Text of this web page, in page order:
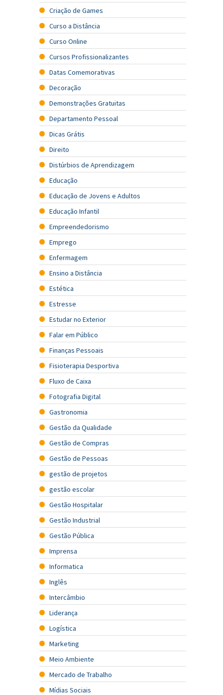
Criação de Games
Curso a Distância
Curso Online
Cursos Profissionalizantes
Datas Comemorativas
Decoração
Demonstrações Gratuitas
Departamento Pessoal
Dicas Grátis
Direito
Distúrbios de Aprendizagem
Educação
Educação de Jovens e Adultos
Educação Infantil
Empreendedorismo
Emprego
Enfermagem
Ensino a Distância
Estética
Estresse
Estudar no Exterior
Falar em Público
Finanças Pessoais
Fisioterapia Desportiva
Fluxo de Caixa
Fotografia Digital
Gastronomia
Gestão da Qualidade
Gestão de Compras
Gestão de Pessoas
gestão de projetos
gestão escolar
Gestão Hospitalar
Gestão Industrial
Gestão Pública
Imprensa
Informatica
Inglês
Intercâmbio
Liderança
Logística
Marketing
Meio Ambiente
Mercado de Trabalho
Mídias Sociais